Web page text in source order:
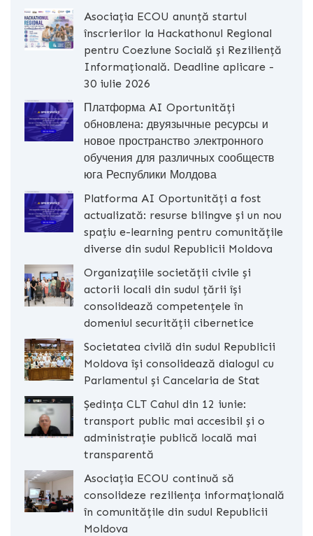
Asociația ECOU anunță startul
înscrierilor la Hackathonul Regional
pentru Coeziune Socială și Reziliență
Informațională. Deadline aplicare -
30 iulie 2026
Платформа AI Oportunități
обновлена: двуязычные ресурсы и
новое пространство электронного
обучения для различных сообществ
юга Республики Молдова
Platforma AI Oportunități a fost
actualizată: resurse bilingve și un nou
spațiu e-learning pentru comunitățile
diverse din sudul Republicii Moldova
Organizațiile societății civile și
actorii locali din sudul țării își
consolidează competențele în
domeniul securității cibernetice
Societatea civilă din sudul Republicii
Moldova își consolidează dialogul cu
Parlamentul și Cancelaria de Stat
Ședința CLT Cahul din 12 iunie:
transport public mai accesibil și o
administrație publică locală mai
transparentă
Asociația ECOU continuă să
consolideze reziliența informațională
în comunitățile din sudul Republicii
Moldova